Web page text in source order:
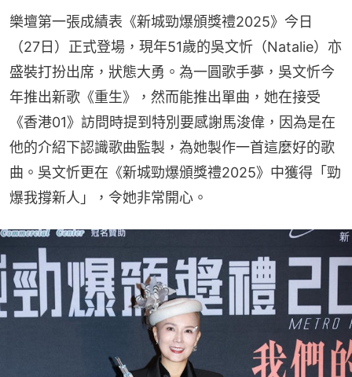
樂壇第一張成績表《新城勁爆頒獎禮2025》今日
（27日）正式登場，現年51歲的吳文忻（Natalie）亦
盛裝打扮出席，狀態大勇。為一圓歌手夢，吳文忻今
年推出新歌《重生》，然而能推出單曲，她在接受
《香港01》訪問時提到特別要感謝馬浚偉，因為是在
他的介紹下認識歌曲監製，為她製作一首這麼好的歌
曲。吳文忻更在《新城勁爆頒獎禮2025》中獲得「勁
爆我撐新人」，令她非常開心。